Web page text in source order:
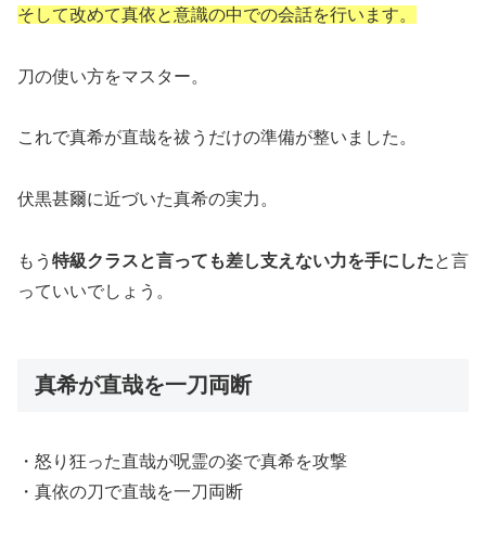
そして改めて真依と意識の中での会話を行います。
刀の使い方をマスター。
これで真希が直哉を祓うだけの準備が整いました。
伏黒甚爾に近づいた真希の実力。
もう 特級クラスと言っても差し支えない力を手にしたと言
っていいでしょう。
真希が直哉を一刀両断
・怒り狂った直哉が呪霊の姿で真希を攻撃
・真依の刀で直哉を一刀両断